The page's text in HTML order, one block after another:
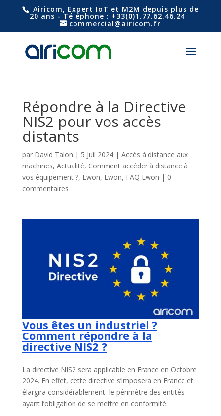
Airicom, Expert IoT et M2M depuis plus de
20 ans - Téléphone : +33(0)1.77.62.46.24
commercial@airicom.fr
Répondre à la Directive
NIS2 pour vos accès
distants
par David Talon | 5 Juil 2024| Accès à distance aux
machines, Actualité, Comment accéder à distance à
vos équipement ?, Ewon, Ewon, FAQ Ewon | 0
commentaires
Vous êtes un industriel ?
Comment répondre à la
directive NIS2 ?
La directive NIS2 sera applicable en France en Octobre
2024. En effet, cette directive s’imposera en France et
élargira considérablement le périmètre des entités
ayant l’obligation de se mettre en conformité.